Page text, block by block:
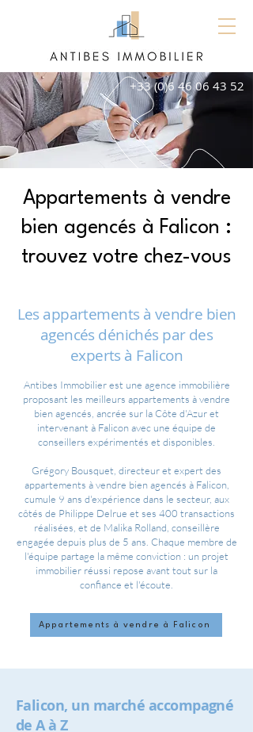
+33 (0)6 46 06 43 52
Appartements à vendre
bien agencés à Falicon :
trouvez votre chez-vous
Les appartements à vendre bien
agencés dénichés par des
experts à Falicon
Antibes Immobilier est une agence immobilière
proposant les meilleurs appartements à vendre
bien agencés, ancrée sur la Côte d'Azur et
intervenant à Falicon avec une équipe de
conseillers expérimentés et disponibles.
Grégory Bousquet, directeur et expert des
appartements à vendre bien agencés à Falicon,
cumule 9 ans d'expérience dans le secteur, aux
côtés de Philippe Delrue et ses 400 transactions
réalisées, et de Malika Rolland, conseillère
engagée depuis plus de 5 ans. Chaque membre de
l'équipe partage la même conviction : un projet
immobilier réussi repose avant tout sur la
confiance et l'écoute.
Appartements à vendre à Falicon
Falicon, un marché accompagné
de A à Z